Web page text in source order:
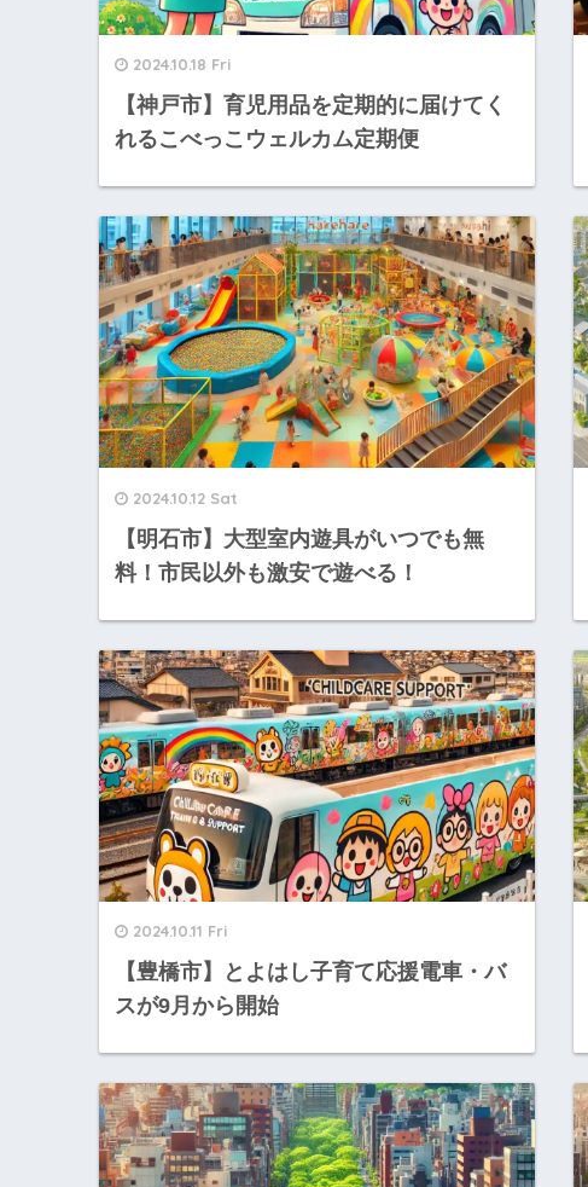
2024.10.18 Fri
【神戸市】育児用品を定期的に届けてく
れるこべっこウェルカム定期便
2024.10.12 Sat
【明石市】大型室内遊具がいつでも無
料！市民以外も激安で遊べる！
2024.10.11 Fri
【豊橋市】とよはし子育て応援電車・バ
スが9月から開始